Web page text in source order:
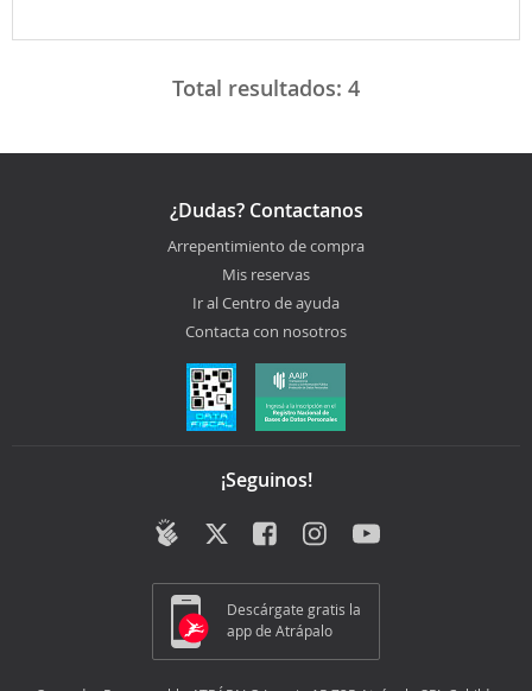
Total resultados: 4
¿Dudas? Contactanos
Arrepentimiento de compra
Mis reservas
Ir al Centro de ayuda
Contacta con nosotros
¡Seguinos!
Descárgate gratis la
app de Atrápalo